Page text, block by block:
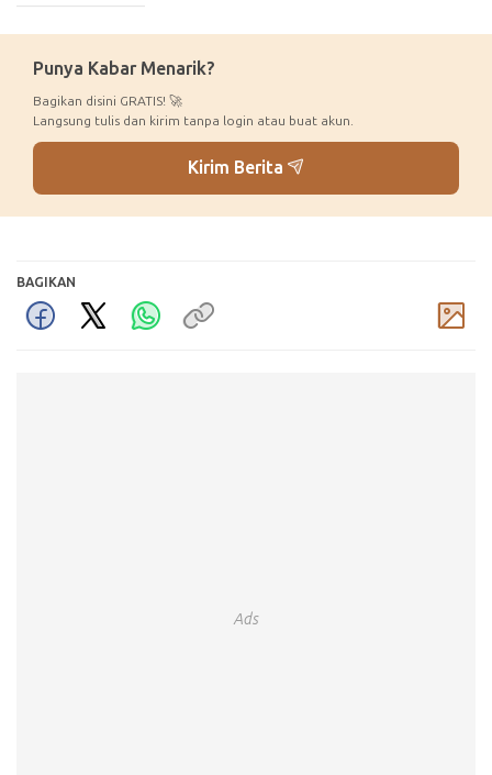
Punya Kabar Menarik?
Bagikan disini GRATIS! 🚀
Langsung tulis dan kirim tanpa login atau buat akun.
Kirim Berita
BAGIKAN
Ads